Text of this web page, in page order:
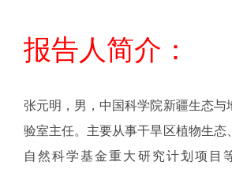
报告人简介：
张元明，男，中国科学院新疆生态
验室主任。主要从事干旱区植物生
自然科学基金重大研究计划项目